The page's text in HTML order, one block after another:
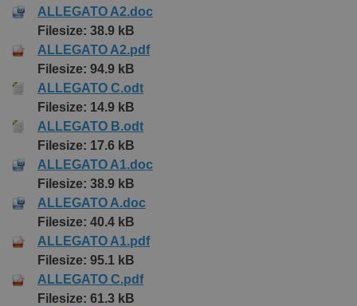
ALLEGATO A2.doc
Filesize: 38.9 kB
ALLEGATO A2.pdf
Filesize: 94.9 kB
ALLEGATO C.odt
Filesize: 14.9 kB
ALLEGATO B.odt
Filesize: 17.6 kB
ALLEGATO A1.doc
Filesize: 38.9 kB
ALLEGATO A.doc
Filesize: 40.4 kB
ALLEGATO A1.pdf
Filesize: 95.1 kB
ALLEGATO C.pdf
Filesize: 61.3 kB